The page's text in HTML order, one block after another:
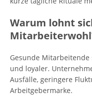
Warum lohnt
Gesunde
und loyaler.
Ausfälle, geringere
Arbeitgebermarke.